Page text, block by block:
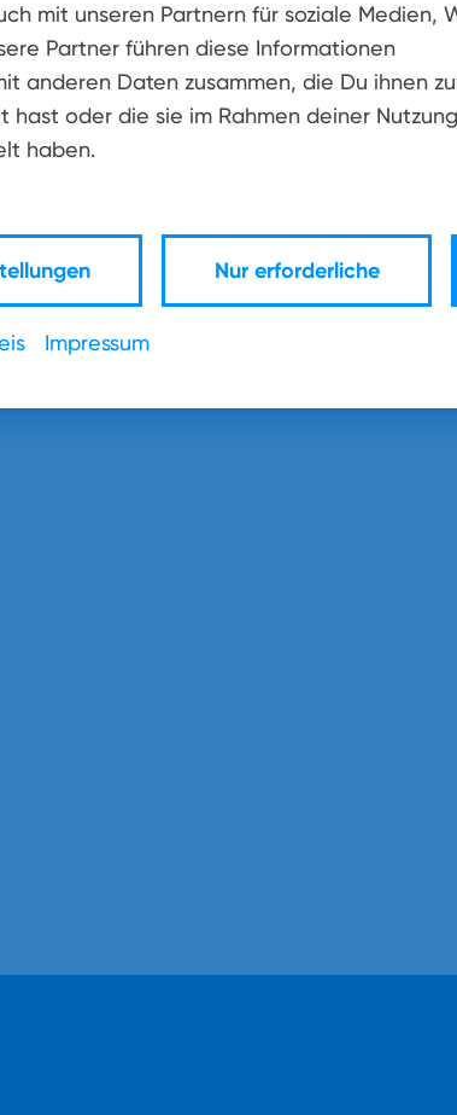
mit unseren Partnern für soziale Medien,
Partner führen diese Informationen
anderen Daten zusammen, die Du ihnen
hast oder die sie im Rahmen deiner
haben.
Nur erforderliche
Impressum
Lommersum statt. Eine
Weilerswist
und mehr als 90 Kilometer Glasfaserkabel
Infrastruktur zu rüsten.
sind bereits vorgezogen worden
Großvernich und Kleinvernich rollen
Lommersum und Ottenheim, um
und Anwohner zu schaffen. Denn
indem er dank modernster
von bis zu einem